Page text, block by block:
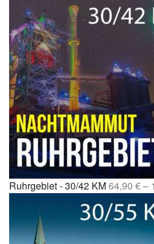
Ruhrgebiet - 30/42 KM64,90 €–